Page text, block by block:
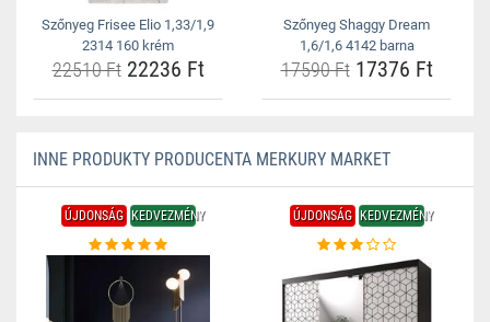
Szőnyeg Frisee Elio 1,33/1,9
2314 160 krém
22510 Ft22236 Ft
Szőnyeg Shaggy Dream
1,6/1,6 4142 barna
17590 Ft17376 Ft
INNE PRODUKTY PRODUCENTA MERKURY MARKET
ÚJDONSÁG KEDVEZMÉNY ÚJDONSÁG KEDVEZMÉNY